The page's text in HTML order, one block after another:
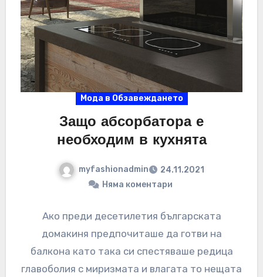
Мода в Обзавеждането
Защо абсорбатора е
необходим в кухнята
myfashionadmin
24.11.2021
Няма коментари
Ако преди десетилетия българската
домакиня предпочиташе да готви на
балкона като така си спестяваше редица
главоболия с миризмата и влагата то нещата